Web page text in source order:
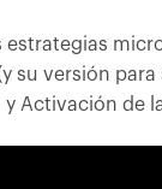
estrategias
su versión
Activación de